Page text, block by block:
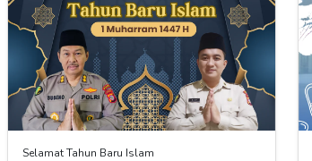
Selamat Tahun Baru Islam